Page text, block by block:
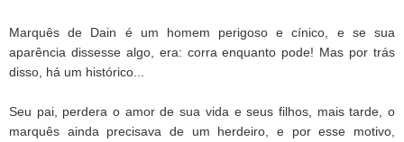
Marquês de Dain é um homem perigoso e cínico, e se sua
aparência dissesse algo, era: corra enquanto pode! Mas por trás
disso, há um histórico...
Seu pai, perdera o amor de sua vida e seus filhos, mais tarde, o
marquês ainda precisava de um herdeiro, e por esse motivo,